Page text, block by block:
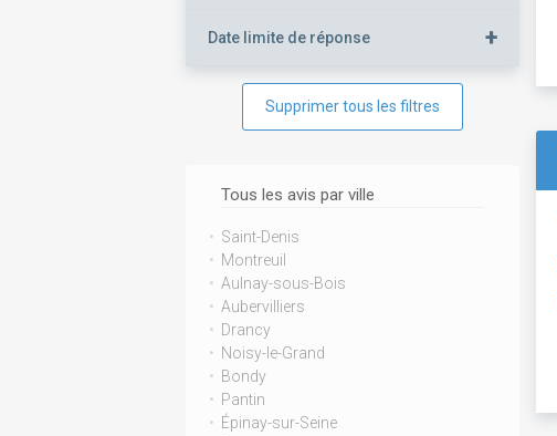
Date limite de réponse +
Supprimer tous les filtres
Tous les avis par ville
Saint-Denis
Montreuil
Aulnay-sous-Bois
Aubervilliers
Drancy
Noisy-le-Grand
Bondy
Pantin
Épinay-sur-Seine